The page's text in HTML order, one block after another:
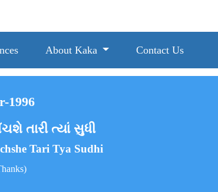
About Kaka Contact Us
1996
તારી ત્યાં સુધી
Tari Tya Sudhi